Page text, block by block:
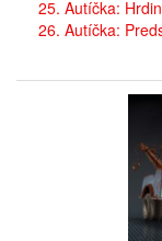
25. Autíčka:
26. Autíčka: